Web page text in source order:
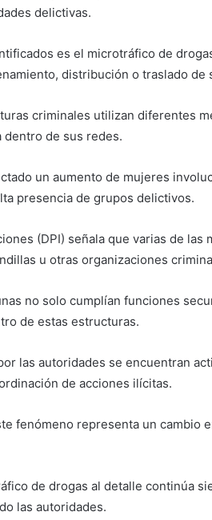
delictivas.
es el microtráfico de
distribución o traslado de
criminales utilizan diferentes
dentro de sus redes.
un aumento de mujeres
presencia de grupos delictivos.
(DPI) señala que varias de las
u otras organizaciones
no solo cumplían funciones
de estas estructuras.
las autoridades se encuentran
de acciones ilícitas.
fenómeno representa un cambio
de drogas al detalle continúa
las autoridades.